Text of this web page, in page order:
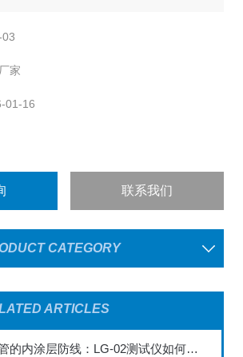
求，玻璃瓶耐内压力测试机是各啤酒
03
家
01-16
联系我们
CATEGORY
ARTICLES
红霉素软膏管的内涂层防线：LG-02测试仪如何破解普药包装的“隐蔽风险”